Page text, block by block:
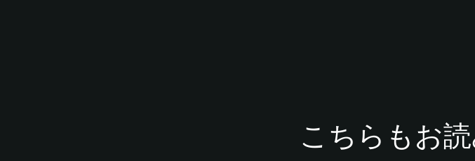
こちらもお読